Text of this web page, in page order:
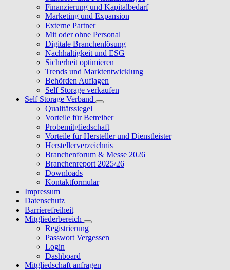
Finanzierung und Kapitalbedarf
Marketing und Expansion
Externe Partner
Mit oder ohne Personal
Digitale Branchenlösung
Nachhaltigkeit und ESG
Sicherheit optimieren
Trends und Marktentwicklung
Behörden Auflagen
Self Storage verkaufen
Self Storage Verband
Qualitätssiegel
Vorteile für Betreiber
Probemitgliedschaft
Vorteile für Hersteller und Dienstleister
Herstellerverzeichnis
Branchenforum & Messe 2026
Branchenreport 2025/26
Downloads
Kontaktformular
Impressum
Datenschutz
Barrierefreiheit
Mitgliederbereich
Registrierung
Passwort Vergessen
Login
Dashboard
Mitgliedschaft anfragen